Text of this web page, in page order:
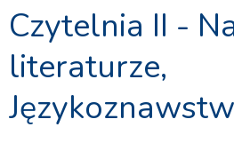
Czytelnia II -
literaturze,